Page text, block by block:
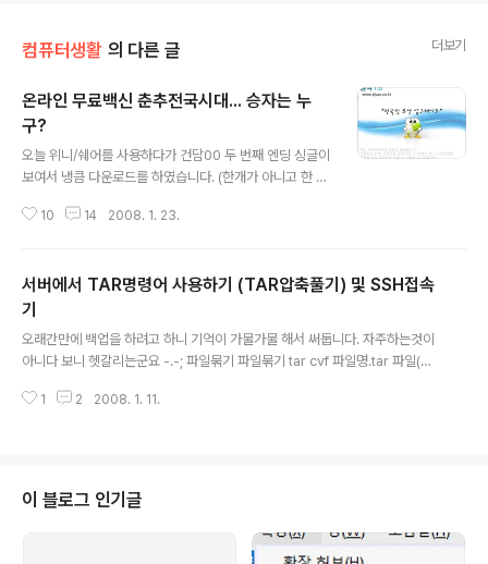
컴퓨터생활 의 다른 글 더보기
온라인 무료백신 춘추전국시대... 승자는 누
구?
오늘 위니/쉐어를 사용하다가 건담00 두 번째 엔딩 싱글이
보여서 냉큼 다운로드를 하였습니다. (한개가 아니고 한 열
온걸 보니... '유출된건가... 우훗...' 하면서 받았지만... 막상
니다 -_-; 압축을 풀면 이렇게 표시가 됩니다. 마치 폴더인
양 꾸미고 있지요. 일단 실행은 안하고 백신으로 검사해 봅
니다. . . . . 바이러스/악성코드가 없습니다 (응?) 분명히 이
것은 바이러스/악성코드임에도 일본산이라 그런지 검출이
안됩니다. (2008/1/22일 기준 이스트소프트 알약, 네이
버 PC그린, V3 Internet Secur..
10 14 2008. 1. 23.
서버에서 TAR명령어 사용하기 (TAR압축풀기) 및 SSH접속
기
오래간만에 백업을 하려고 하니 기억이 가물가물 해서 써둡니다. 자주하는것이
아니다 보니 헷갈리는군요 -.-; 파일묶기 파일묶기 tar cvf 파일명.tar 파일(디
파일명.tar 파일(디렉토리) gzip(gunzip) 사용해서 압축 묶고압축 tar cvfz
파일(디렉토리) -> 가장좋음 묶고압축된 파일 보기 tar tvfpz 파일명.tar...
1 2 2008. 1. 11.
이 블로그 인기글